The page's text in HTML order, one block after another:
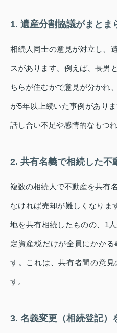
1. 遺産分割協議がまとま
相続人同士の意見が対立し、
スがあります。例えば、長男
ちらが住むかで意見が分かれ
が5年以上続いた事例があり
話し合い不足や感情的なもつ
2. 共有名義で相続した不
複数の相続人で不動産を共有
なければ売却が難しくなりま
地を共有相続したものの、1
定資産税だけが全員にかか
す。これは、共有者間の意
す。
3. 名義変更（相続登記）